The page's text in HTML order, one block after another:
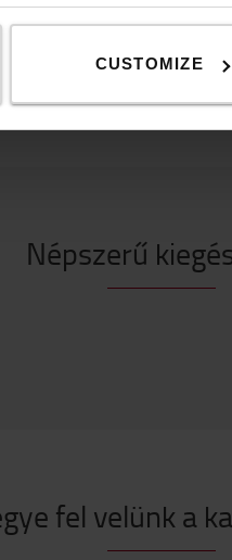
CUSTOMIZE
Népszerű
fel velünk a